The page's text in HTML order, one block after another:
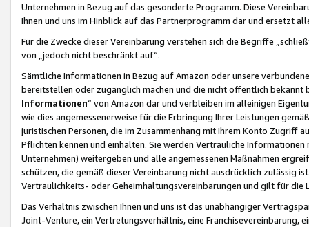
Unternehmen in Bezug auf das gesonderte Programm. Diese
Ihnen und uns im Hinblick auf das Partnerprogramm dar und ersetzt
Für die Zwecke dieser Vereinbarung verstehen sich die Begriffe
von „jedoch nicht beschränkt auf“.
Sämtliche Informationen in Bezug auf Amazon oder unsere
bereitstellen oder zugänglich machen und die nicht öffentlich
Informationen“ von Amazon dar und verbleiben im alleinigen
wie dies angemessenerweise für die Erbringung Ihrer Leistungen
juristischen Personen, die im Zusammenhang mit Ihrem Konto
Pflichten kennen und einhalten. Sie werden Vertrauliche
Unternehmen) weitergeben und alle angemessenen Maßnahmen
schützen, die gemäß dieser Vereinbarung nicht ausdrücklich zulässig
Vertraulichkeits- oder Geheimhaltungsvereinbarungen und gilt für die
Das Verhältnis zwischen Ihnen und uns ist das unabhängiger
Joint-Venture, ein Vertretungsverhältnis, eine Franchisevereinbarung,